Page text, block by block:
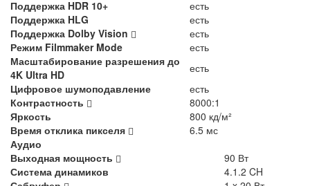
Поддержка HDR 10+
есть
Поддержка HLG
есть
Поддержка Dolby Vision
есть
Режим Filmmaker Mode
есть
Масштабирование разрешения до
4K Ultra HD
есть
Цифровое шумоподавление
есть
Контрастность
8000:1
Яркость
800 кд/м²
Время отклика пикселя
6.5 мс
Аудио
Выходная мощность
90 Вт
Система динамиков
4.1.2 CH